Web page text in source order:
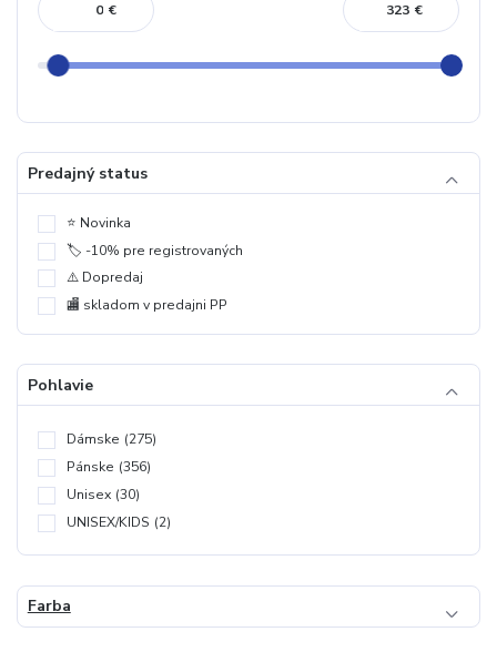
€ €
Predajný status
⭐️ Novinka
🏷️ -10% pre registrovaných
⚠️ Dopredaj
🏬 skladom v predajni PP
Pohlavie
Dámske (275)
Pánske (356)
Unisex (30)
UNISEX/KIDS (2)
Farba